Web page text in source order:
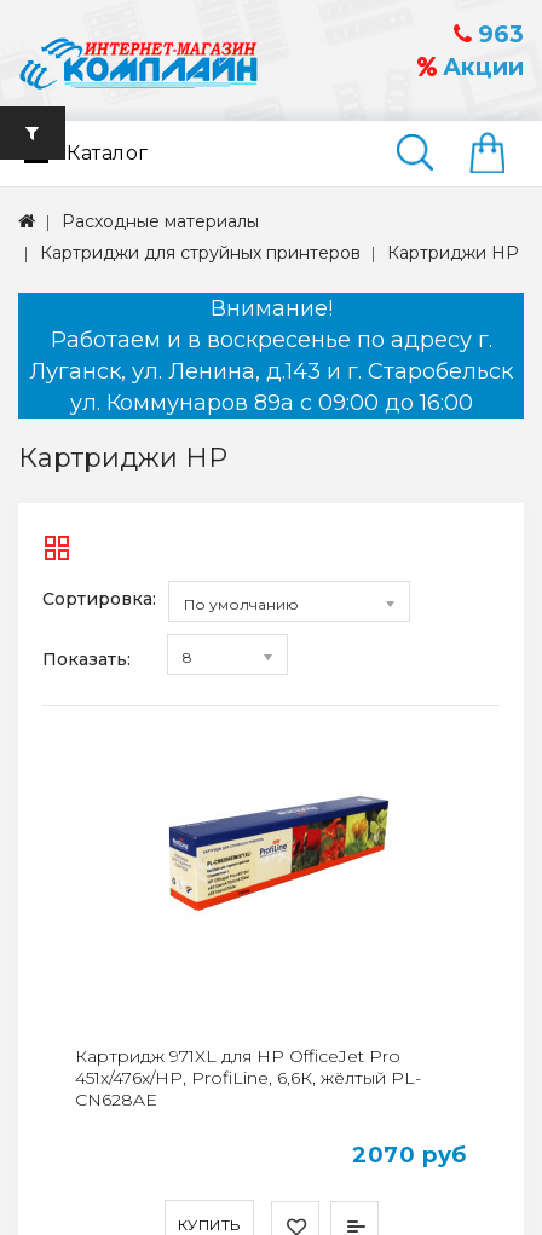
963
Акции
Найти
Каталог
Расходные материалы
Картриджи для струйных принтеров
Картриджи HP
Внимание!
Работаем и в воскресенье по адресу г.
Луганск, ул. Ленина, д.143 и г. Старобельск
ул. Коммунаров 89а с 09:00 до 16:00
Картриджи HP
Сортировка: По умолчанию
Показать: 8
КУПИТЬ
Картридж 971XL для HP OfficeJet Pro
451x/476x/HP, ProfiLine, 6,6К, жёлтый PL-
CN628AE
2070 руб